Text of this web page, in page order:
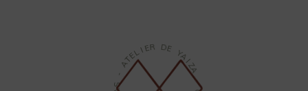
ATELIE R D E
Y
A
I
Z
A
-
A
S
-